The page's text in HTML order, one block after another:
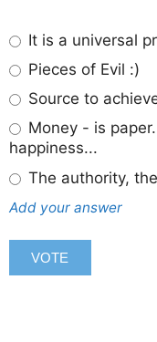
It is a universal
Pieces of Evil :)
Source to
Money - is
happiness...
The authority,
Add your answer